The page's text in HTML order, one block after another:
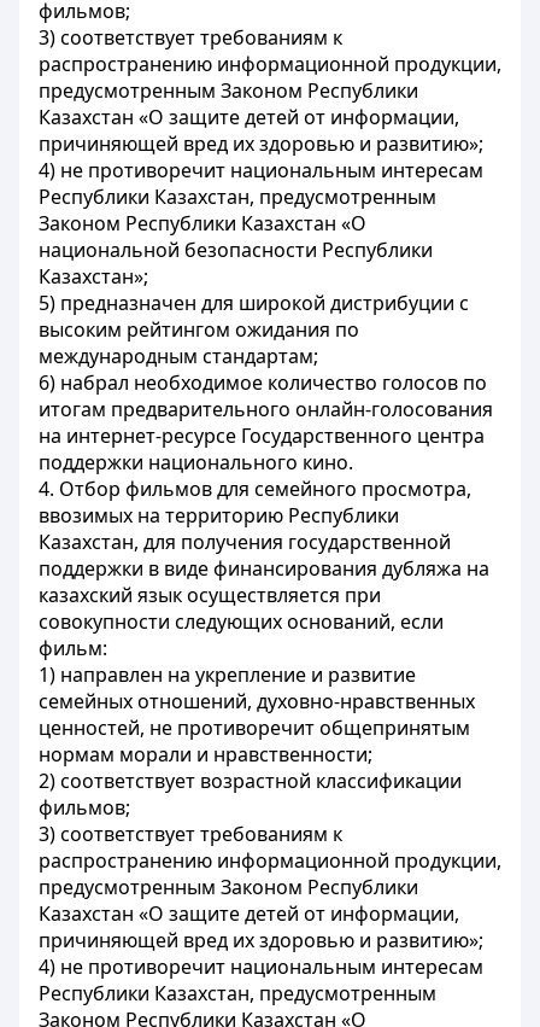
фильмов;
3) соответствует требованиям к
распространению информационной продукции,
предусмотренным Законом Республики
Казахстан «О защите детей от информации,
причиняющей вред их здоровью и развитию»;
4) не противоречит национальным интересам
Республики Казахстан, предусмотренным
Законом Республики Казахстан «О
национальной безопасности Республики
Казахстан»;
5) предназначен для широкой дистрибуции с
высоким рейтингом ожидания по
международным стандартам;
6) набрал необходимое количество голосов по
итогам предварительного онлайн-голосования
на интернет-ресурсе Государственного центра
поддержки национального кино.
4. Отбор фильмов для семейного просмотра,
ввозимых на территорию Республики
Казахстан, для получения государственной
поддержки в виде финансирования дубляжа на
казахский язык осуществляется при
совокупности следующих оснований, если
фильм:
1) направлен на укрепление и развитие
семейных отношений, духовно-нравственных
ценностей, не противоречит общепринятым
нормам морали и нравственности;
2) соответствует возрастной классификации
фильмов;
3) соответствует требованиям к
распространению информационной продукции,
предусмотренным Законом Республики
Казахстан «О защите детей от информации,
причиняющей вред их здоровью и развитию»;
4) не противоречит национальным интересам
Республики Казахстан, предусмотренным
Законом Республики Казахстан «О